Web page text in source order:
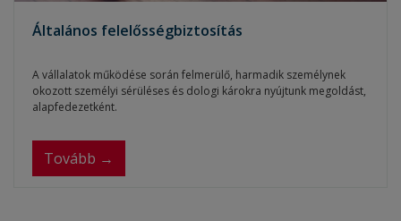
Általános felelősségbiztosítás
A vállalatok működése során felmerülő, harmadik személynek
okozott személyi sérüléses és dologi károkra nyújtunk megoldást,
alapfedezetként.
Tovább →